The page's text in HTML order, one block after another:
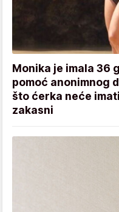
Monika je imala 36
pomoć anonimnog
što ćerka neće
zakasni